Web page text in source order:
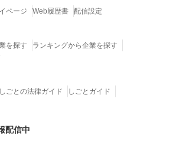
ページ Web履歴書 配信設定
を探す
ランキングから企業を探す
しごとの法律ガイド
しごとガイド
配信中